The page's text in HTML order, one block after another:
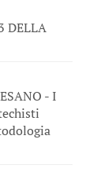
DELLA
- I